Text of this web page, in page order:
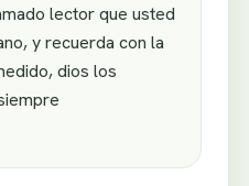
lector que usted
y recuerda con la
dios los